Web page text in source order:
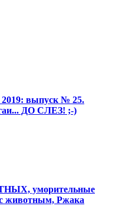
выпуск № 25.
ДО СЛЕЗ! ;-)
уморительные
животным, Ржака